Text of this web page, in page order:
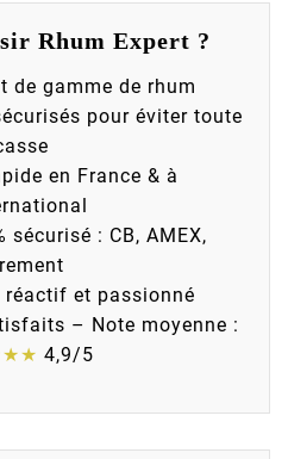
Rhum Expert ?
gamme de rhum
pour éviter toute
en France & à
: CB, AMEX,
et passionné
– Note moyenne :
4,9/5